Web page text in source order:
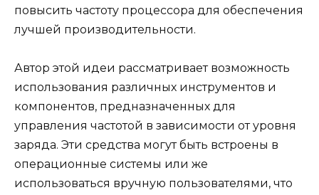
повысить частоту процессора для обеспечения
лучшей производительности.
Автор этой идеи рассматривает возможность
использования различных инструментов и
компонентов, предназначенных для
управления частотой в зависимости от уровня
заряда. Эти средства могут быть встроены в
операционные системы или же
использоваться вручную пользователями, что